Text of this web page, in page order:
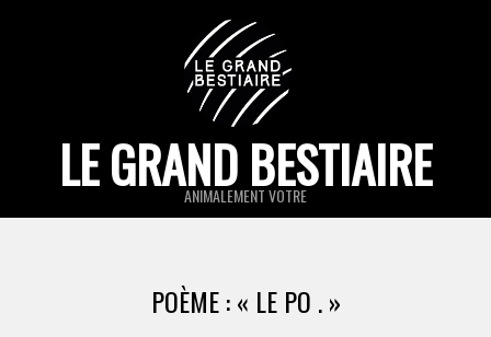
LE GRAND BESTIAIRE
ANIMALEMENT VOTRE
POÈME : « LE PO . »